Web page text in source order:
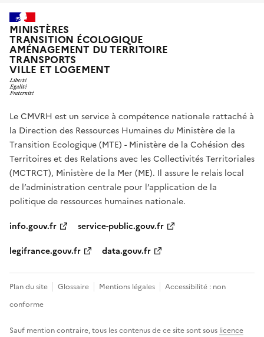
MINISTÈRES
TRANSITION ÉCOLOGIQUE
AMÉNAGEMENT DU TERRITOIRE
TRANSPORTS
VILLE ET LOGEMENT
Le CMVRH est un service à compétence nationale rattaché à
la Direction des Ressources Humaines du Ministère de la
Transition Ecologique (MTE) - Ministère de la Cohésion des
Territoires et des Relations avec les Collectivités Territoriales
(MCTRCT), Ministère de la Mer (ME). Il assure le relais local
de l’administration centrale pour l’application de la
politique de ressources humaines nationale.
info.gouv.fr
service-public.gouv.fr
legifrance.gouv.fr
data.gouv.fr
Plan du site Glossaire Mentions légales
Accessibilité : non
conforme
Sauf mention contraire, tous les contenus de ce site sont sous licence